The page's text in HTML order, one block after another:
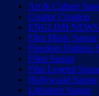
Art & Culture
Creator Creation
ENGLISH
Film Music Sansar
Freedom Fighters
Filmi Sansar
Film Legend
Hollywood Sansar
Literature Sansar